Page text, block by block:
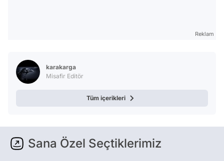
Reklam
karakarga
Misafir Editör
Tüm içerikleri
Sana Özel Seçtiklerimiz